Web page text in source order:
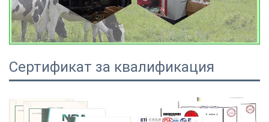
Сертификат за квалификация